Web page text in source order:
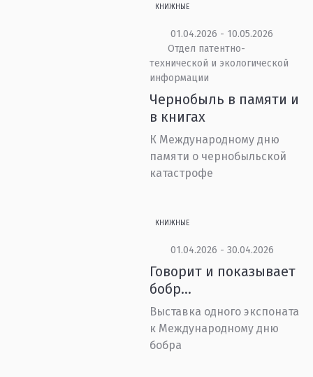
КНИЖНЫЕ
01.04.2026 - 10.05.2026
Отдел патентно-
технической и экологической
информации
Чернобыль в памяти и
в книгах
К Международному дню
памяти о чернобыльской
катастрофе
КНИЖНЫЕ
01.04.2026 - 30.04.2026
Говорит и показывает
бобр…
Выставка одного экспоната
к Международному дню
бобра